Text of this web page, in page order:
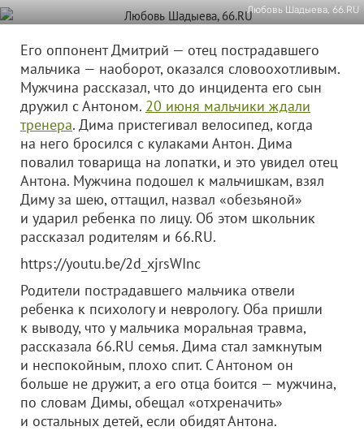
Любовь Шадыева, 66.RU
Его оппонент Дмитрий — отец пострадавшего
мальчика — наоборот, оказался словоохотливым.
Мужчина рассказал, что до инцидента его сын
дружил с Антоном. 20 июня мальчики ждали
тренера. Дима пристегивал велосипед, когда
на него бросился с кулаками Антон. Дима
повалил товарища на лопатки, и это увидел отец
Антона. Мужчина подошел к мальчишкам, взял
Диму за шею, оттащил, назвал «обезьяной»
и ударил ребенка по лицу. Об этом школьник
рассказал родителям и 66.RU.
https://youtu.be/2d_xjrsWInc
Родители пострадавшего мальчика отвели
ребенка к психологу и неврологу. Оба пришли
к выводу, что у мальчика моральная травма,
рассказала 66.RU семья. Дима стал замкнутым
и неспокойным, плохо спит. С Антоном он
больше не дружит, а его отца боится — мужчина,
по словам Димы, обещал «отхреначить»
и остальных детей, если обидят Антона.